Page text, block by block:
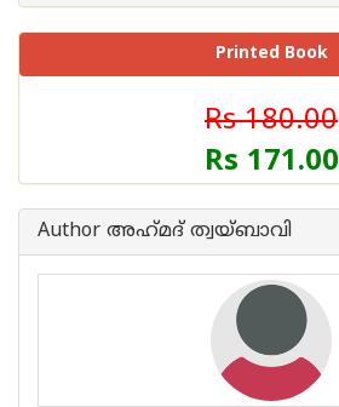
Printed Book
Rs 180.00
Rs 171.00
Author അഹ്‌മദ് ത്വയ്ബാവി